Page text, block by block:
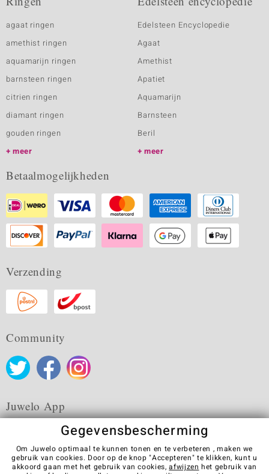
agaat ringen
amethist ringen
aquamarijn ringen
barnsteen ringen
citrien ringen
diamant ringen
gouden ringen
meer
Edelsteen Encyclopedie
Agaat
Amethist
Apatiet
Aquamarijn
Barnsteen
Beril
meer
Betaalmogelijkheden
Verzending
Community
Juwelo App
Algemene verkoopvoorwaarden Privacybeleid Cookies
Gegevensbescherming
Om Juwelo optimaal te kunnen tonen en te verbeteren , maken we
gebruik van cookies. Door op de knop "Accepteren" te klikken, kunt u
akkoord gaan met het gebruik van cookies,afwijzen het gebruik van